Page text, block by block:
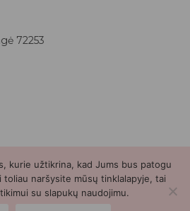
72253
2026 | Svetainė sukurtaMyra.lt
kurie užtikrina, kad Jums bus patogu
toliau naršysite mūsų tinklalapyje, tai
su slapukų naudojimu.